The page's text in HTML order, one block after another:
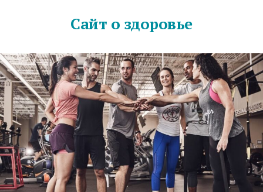
Сайт о здоровье